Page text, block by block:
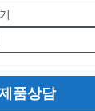
품상담